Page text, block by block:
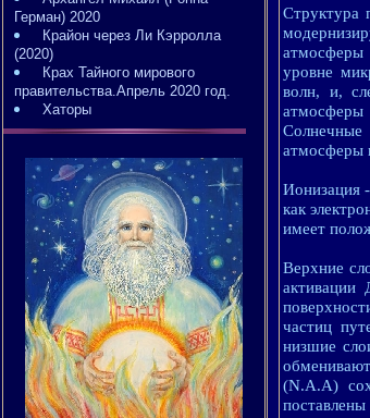
Герман) 2020
Крайон через Ли Кэрролла
(2020)
Крах Тайного мирового
правительства.Апрель 2020 год.
Хаторы
Структура
атмосферы
уровне
волн, и,
атмосферы
Солнечные
атмосферы
Ионизация
как
имеет
Верхние
активации
частиц
низшие
(N.A.A)